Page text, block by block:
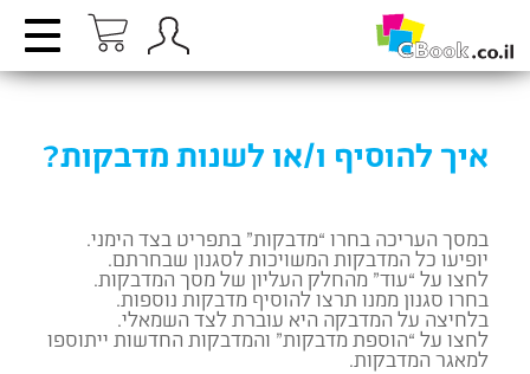
איך להוסיף ו/או לשנות מדבקות?
במסך העריכה בחרו “מדבקות” בתפריט בצד הימני.
יופיעו כל המדבקות המשויכות לסגנון שבחרתם.
לחצו על “עוד” מהחלק העליון של מסך המדבקות.
בחרו סגנון ממנו תרצו להוסיף מדבקות נוספות.
בלחיצה על המדבקה היא עוברת לצד השמאלי.
לחצו על “הוספת מדבקות” והמדבקות החדשות ייתוספו
למאגר המדבקות.